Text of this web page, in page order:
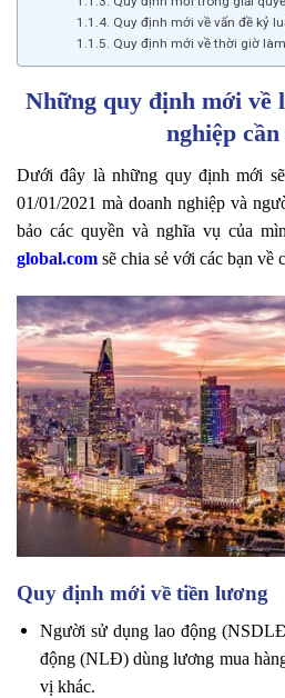
Quy định mới về vấn đề kỷ
Quy định mới về thời giờ
Những quy định mới về
nghiệp cần
Dưới đây là những quy định mới
01/01/2021 mà doanh nghiệp và
bảo các quyền và nghĩa vụ của
global.com sẽ chia sẻ với các bạn về
Quy định mới về tiền lương
Người sử dụng lao động
động (NLĐ) dùng lương mua
vị khác.